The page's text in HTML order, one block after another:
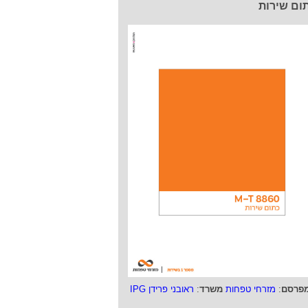
שירות
: מזרחי טפחות משרד: ראובני פרידן IPG